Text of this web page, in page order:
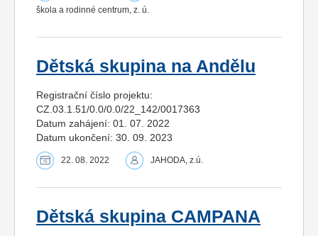
škola a rodinné centrum, z. ú.
Dětská skupina na Andělu
Registrační číslo projektu:
CZ.03.1.51/0.0/0.0/22_142/0017363
Datum zahájení: 01. 07. 2022
Datum ukončení: 30. 09. 2023
22. 08. 2022 JAHODA, z.ú.
Dětská skupina CAMPANA